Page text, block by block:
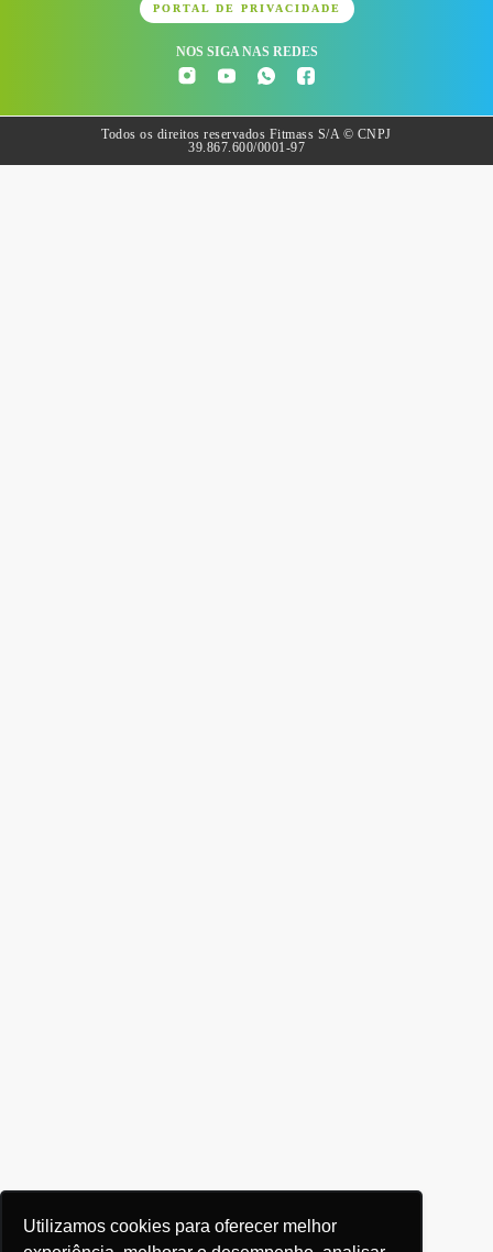
Utilizamos cookies para oferecer melhor
PORTAL DE PRIVACIDADE
NOS SIGA NAS REDES
Todos os direitos reservados Fitmass S/A © CNPJ
39.867.600/0001-97